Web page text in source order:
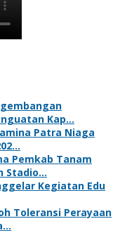
Kap…
Patra Niaga
Pemkab Tanam
Stadio…
Kegiatan Edu
Toleransi Perayaan